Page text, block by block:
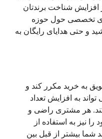
افزایش شناخت برندتان
تخصصی حول حوزه
و حتی هدایای رایگان به
به خرید مکرر کند و
به افزایش تعداد
هر مشتری راضی و
نیز به استفاده از
شما بیشتر از قبل بین